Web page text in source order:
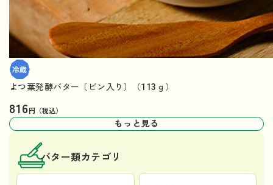
よつ葉発酵バター〔ビン入り〕（113ｇ）
816円（税込）
もっと見る
バター類カテゴリ